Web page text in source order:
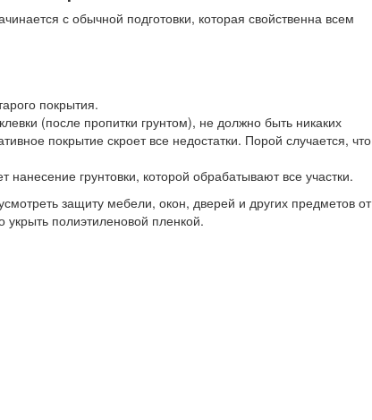
с обычной подготовки, которая свойственна всем
покрытия.
(после пропитки грунтом), не должно быть никаких
покрытие скроет все недостатки. Порой случается, что
нанесение грунтовки, которой обрабатывают все участки.
защиту мебели, окон, дверей и других предметов от
укрыть полиэтиленовой пленкой.